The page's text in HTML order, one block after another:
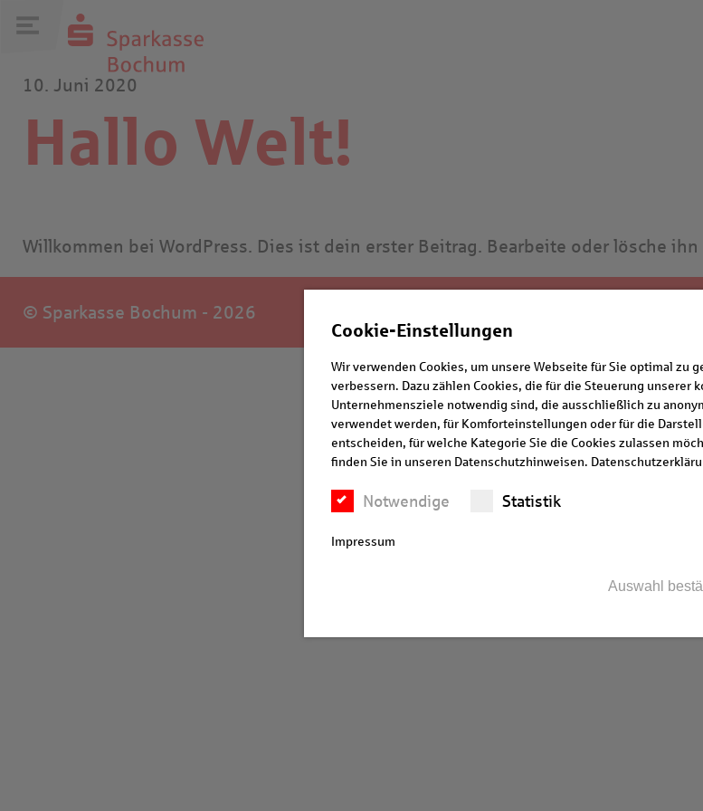
10. Juni 2020
Hallo Welt!
Willkommen bei WordPress. Dies ist dein erster Beitrag. Bearbeite oder lösche
© Sparkasse Bochum - 2026
WEBDESIGN, PROGRAMMIERUNG
Cookie-Einstellungen
Wir verwenden Cookies, um unsere Webseite für Sie optimal zu
verbessern. Dazu zählen Cookies, die für die Steuerung unserer
Unternehmensziele notwendig sind, die ausschließlich zu
verwendet werden, für Komforteinstellungen oder für die
entscheiden, für welche Kategorie Sie die Cookies zulassen
finden Sie in unseren Datenschutzhinweisen.
Notwendige Statistik
Impressum
Auswahl